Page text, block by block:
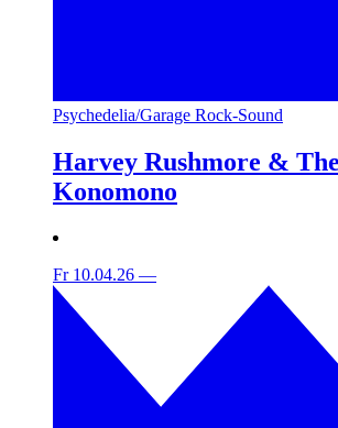
Psychedelia/Garage Rock-Sound
Harvey Rushmore &
Konomono
Fr 10.04.26 —